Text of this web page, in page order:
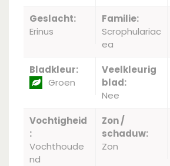
Geslacht:
Erinus
Familie:
Scrophulariac
ea
Bladkleur:
Groen
Veelkleurig
blad:
Nee
Vochtigheid
:
Vochthoude
nd
Zon /
schaduw:
Zon